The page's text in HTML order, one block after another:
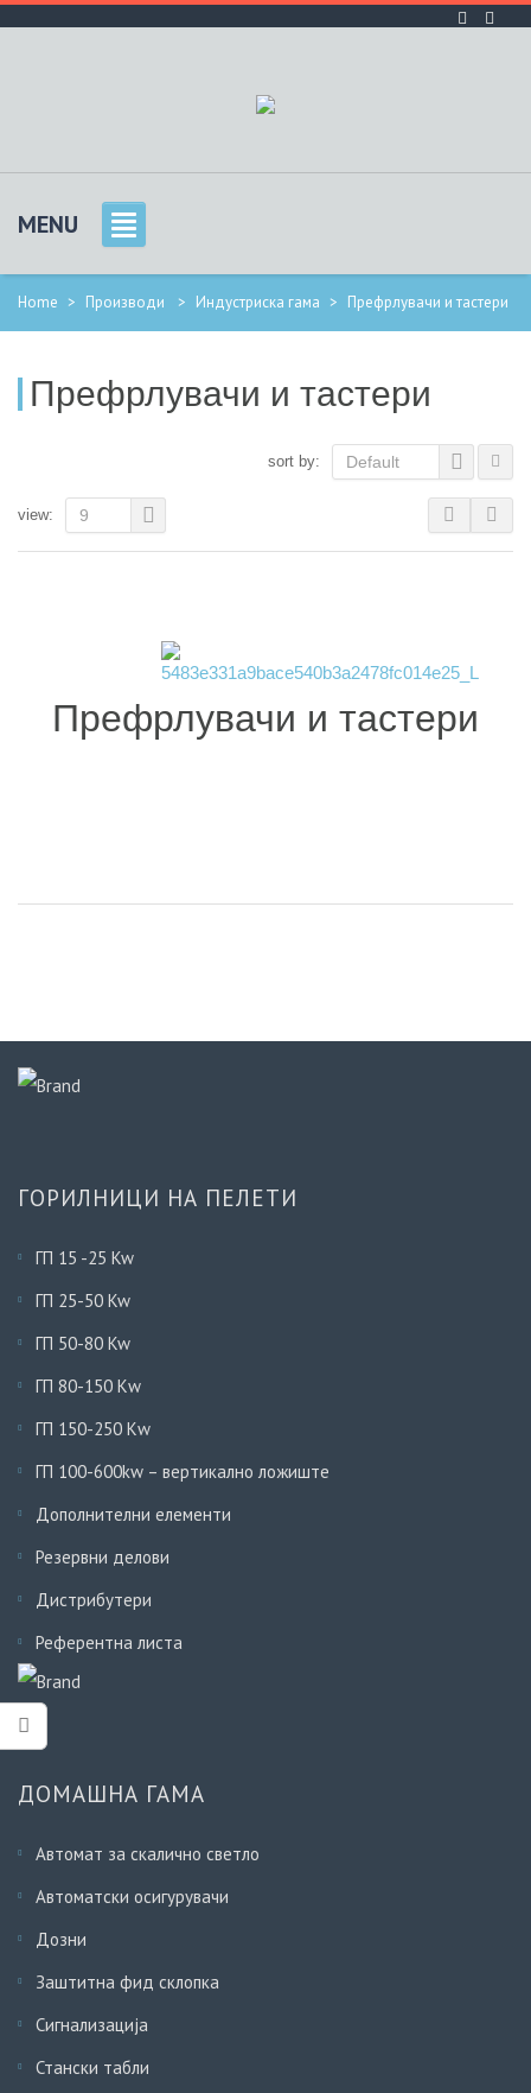
MENU
Home > Производи > Индустриска гама > Префрлувачи и тастери
Префрлувачи и тастери
sort by: Default
view: 9
Префрлувачи и тастери
ГОРИЛНИЦИ НА ПЕЛЕТИ
ГП 15 -25 Kw
ГП 25-50 Kw
ГП 50-80 Kw
ГП 80-150 Кw
ГП 150-250 Кw
ГП 100-600kw – вертикално ложиште
Дополнителни елементи
Резервни делови
Дистрибутери
Референтна листа
ДОМАШНА ГАМА
Автомат за скалично светло
Автоматски осигурувачи
Дозни
Заштитна фид склопка
Сигнализација
Стански табли